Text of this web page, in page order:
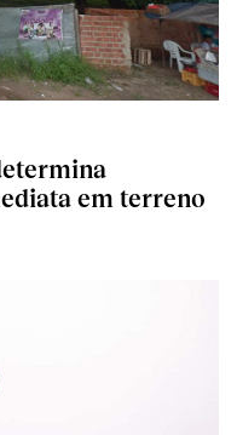
em terreno